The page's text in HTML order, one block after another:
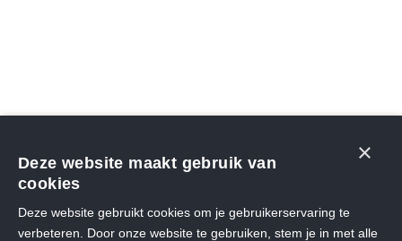
×
Deze website maakt gebruik van
cookies
Deze website gebruikt cookies om je gebruikerservaring te
verbeteren. Door onze website te gebruiken, stem je in met alle